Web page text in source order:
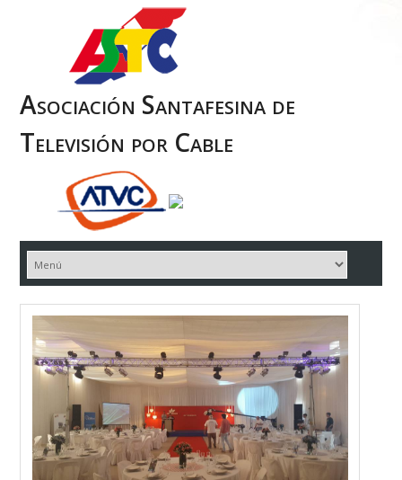
Asociación Santafesina de
Televisión por Cable